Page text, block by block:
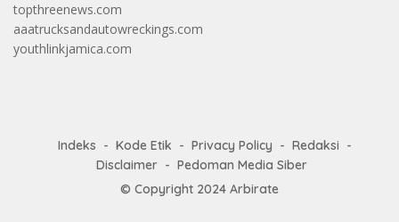
topthreenews.com
aaatrucksandautowreckings.com
youthlinkjamica.com
Indeks Kode Etik Privacy Policy
Redaksi
Disclaimer
Pedoman Media Siber
© Copyright 2024 Arbirate